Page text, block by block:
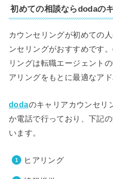
初めての相談ならdodaの
カウンセリングが初めての
ンセリングがおすすめです
リングは転職エージェント
アリングをもとに最適なア
dodaのキャリアカウンセリ
か電話で行っており、下記
います。
ヒアリング